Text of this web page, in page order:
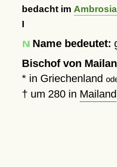
bedacht im
I
Name bedeutet:
Bischof von
* in Griechenland
† um 280in Mailand